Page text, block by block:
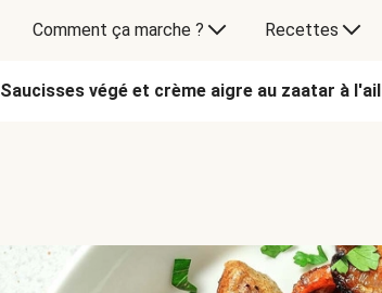
Comment ça marche ? Recettes
Saucisses végé et crème aigre au zaatar à l'ail